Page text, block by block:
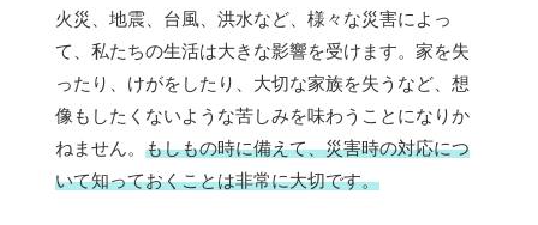
火災、地震、台風、洪水など、様々な災害によっ
て、私たちの生活は大きな影響を受けます。家を失
ったり、けがをしたり、大切な家族を失うなど、想
像もしたくないような苦しみを味わうことになりか
ねません。 もしもの時に備えて、災害時の対応につ
いて知っておくことは非常に大切です。